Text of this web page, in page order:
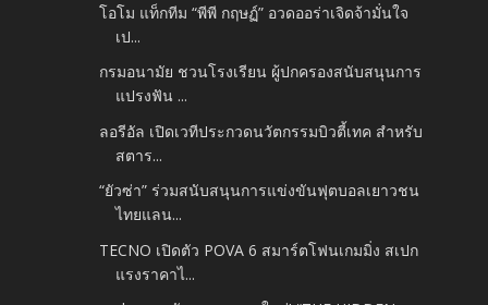
โอโม แท็กทีม “พีพี กฤษฏ์” อวดออร่าเจิดจ้ามั่นใจ
เป...
กรมอนามัย ชวนโรงเรียน ผู้ปกครองสนับสนุนการ
แปรงฟัน ...
ลอรีอัล เปิดเวทีประกวดนวัตกรรมบิวตี้เทค สำหรับ
สตาร...
“ยัวซ่า” ร่วมสนับสนุนการแข่งขันฟุตบอลเยาวชน
ไทยแลน...
TECNO เปิดตัว POVA 6 สมาร์ตโฟนเกมมิ่ง สเปก
แรงราคาไ...